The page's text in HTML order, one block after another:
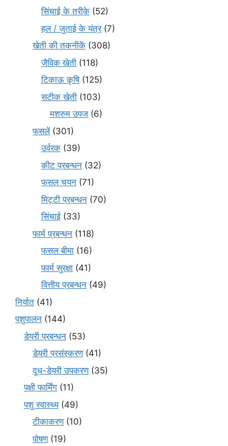
सिंचाई के तरीके (52)
हल / जुताई के यंत्र(7)
खेती की तकनीकें (308)
जैविक खेती (118)
टिकाऊ कृषि(125)
सटीक खेती (103)
मशरुम उपज (6)
फसलें(301)
उर्वरक (39)
कीट प्रबन्धन (32)
फसल चयन (71)
मि‌ट्टी प्रबन्धन (70)
सिंचाई (33)
फार्म प्रबन्धन (118)
फसल बीमा (16)
फार्म सुरक्षा (41)
वित्तीय प्रबन्धन (49)
निर्यात (41)
पशुपालन (144)
डेयरी प्रबन्धन (53)
डेयरी प्रसंस्करण(41)
दूध-डेयरी उपकरण(35)
पक्षी फार्मिंग (11)
पशु स्वास्थ्य(49)
टीकाकरण(10)
पोषण(19)